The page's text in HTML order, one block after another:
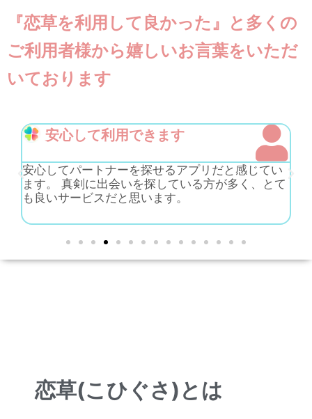
『恋草を利用して良かった』と多くの
ご利用者様から嬉しいお言葉をいただ
いております
利用者の雰囲気が良いです
最初から距離感が近すぎるやり取りには不安もあ
りましたが、恋草は利用されている方々の雰囲気
も良く、安心して使えています。
恋草(こひぐさ)とは